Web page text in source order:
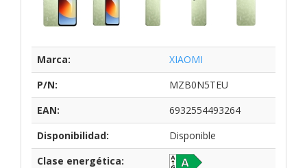
Marca:
XIAOMI
P/N:
MZB0N5TEU
EAN:
6932554493264
Disponibilidad:
Disponible
Clase energética: